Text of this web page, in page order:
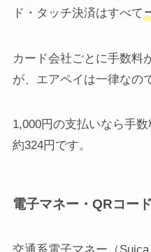
ド・タッチ決済はすべて
カード会社ごとに手数料
が、エアペイは一律なの
1,000円の支払いなら手
約324円です。
電子マネー・QRコー